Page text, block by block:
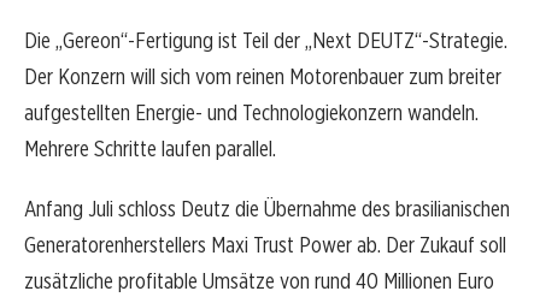
Die „Gereon“-Fertigung ist Teil der „Next DEUTZ“-Strategie.
Der Konzern will sich vom reinen Motorenbauer zum breiter
aufgestellten Energie- und Technologiekonzern wandeln.
Mehrere Schritte laufen parallel.
Anfang Juli schloss Deutz die Übernahme des brasilianischen
Generatorenherstellers Maxi Trust Power ab. Der Zukauf soll
zusätzliche profitable Umsätze von rund 40 Millionen Euro